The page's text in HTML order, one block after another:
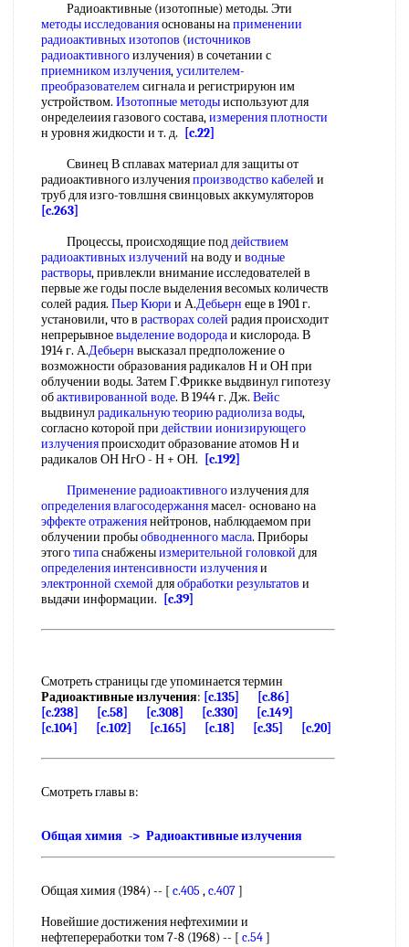
Радиоактивные (изотопные) методы. Эти
методы исследованияоснованы наприменении
радиоактивных изотопов (источников
радиоактивногоизлучения) в сочетании с
приемником излучения,усилителем-
преобразователемсигнала и регистрируюн им
устройством. Изотопные методыиспользуют для
онределеиия газового состава,измерения плотности
н уровня жидкости и т. д.
[c.22]
Свинец В сплавах материал для защиты от
радиоактивного излученияпроизводство кабелей и
труб для изго-товлшня свинцовых аккумуляторов
[c.263]
Процессы, происходящие поддействием
радиоактивных излучений на воду и водные
растворы, привлекли внимание исследователей в
первые же годы после выделения весомых количеств
солей радия. Пьер Кюри и А.Дебьерн еще в 1901 г.
установили, что в растворах солей радия происходит
непрерывноевыделение водородаи кислорода. В
1914 г. А.Дебьерн высказал предположение о
возможности образования радикалов Н и ОН при
облучении воды. Затем Г.Фрикке выдвинул гипотезу
обактивированной воде. В 1944 г. Дж. Вейс
выдвинулрадикальную теорию радиолиза воды,
согласно которой при действии ионизирующего
излученияпроисходит образование атомов Н и
радикалов ОН НгО - Н + ОН.
[c.192]
Применение радиоактивногоизлучения для
определения влагосодержаннямасел- основано на
эффекте отражениянейтронов, наблюдаемом при
облучении пробыобводненного масла. Приборы
этоготипаснабженыизмерительной головкой для
определения интенсивности излученияи
электронной схемой дляобработки результатов и
выдачи информации.
[c.39]
Смотреть страницы где упоминается термин
Радиоактивные излучения: [c.135]
[c.86]
[c.238]
[c.58] [c.308] [c.330]
[c.149]
[c.104]
[c.102] [c.165] [c.18] [c.35] [c.20]
Смотреть главы в:
Общая химия -> Радиоактивные излучения
Общая химия (1984) -- [ c.405 ,c.407]
Новейшие достижения нефтехимии и
нефтепереработки том 7-8 (1968) -- [ c.54]